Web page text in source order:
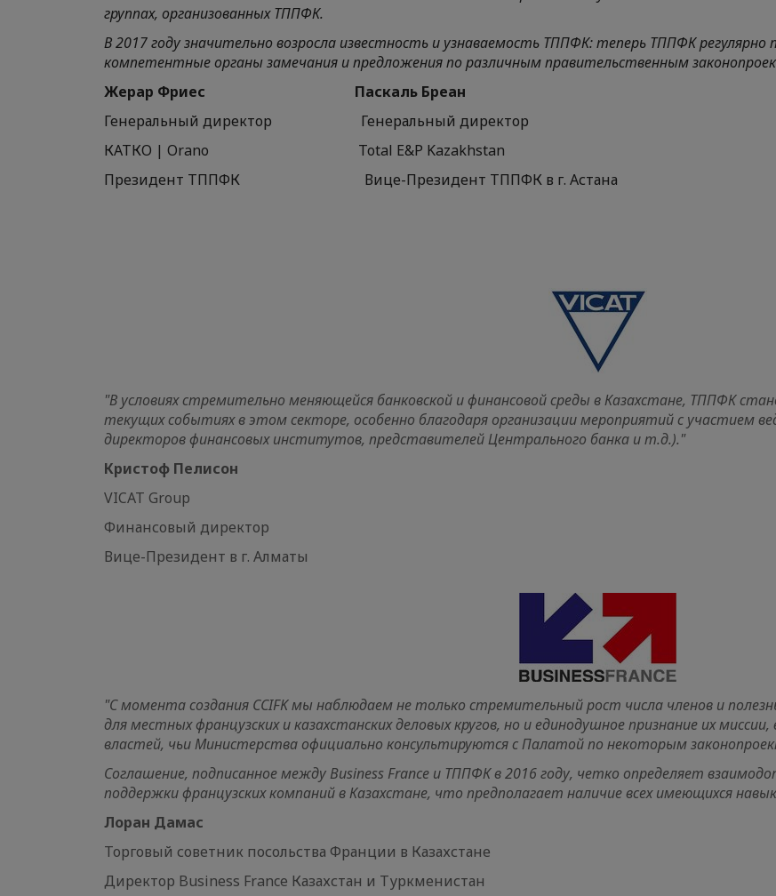
группах, организованных ТППФК.
В 2017 году значительно возросла известность и узнаваемость ТППФК: теперь ТППФК
компетентные органы замечания и предложения по различным правительственным
Жерар Фриес Паскаль Бреан
Генеральный директор Генеральный
КАТКО | Orano Total E&P Kazakhstan
Президент ТППФК Вице-Президент ТППФК
"В условиях стремительно меняющейся банковской и финансовой среды в Казахстане, ТППФК
текущих событиях в этом секторе, особенно благодаря организации мероприятий с участием
директоров финансовых институтов, представителей Центрального банка и т.д.)."
Кристоф
VICAT Group
Финансовый
Вице-Президент в г.
"С момента создания CCIFK мы наблюдаем не только стремительный рост числа членов и
для местных французских и казахстанских деловых кругов, но и единодушное признание их
властей, чьи Министерства официально консультируются с Палатой по некоторым
Соглашение, подписанное между Business France и ТППФК в 2016 году, четко определяет
поддержки французских компаний в Казахстане, что предполагает наличие всех имеющихся
Лоран Дамас
Торговый советник посольства Франции в Казахстане
Директор Business France Казахстан и Туркменистан